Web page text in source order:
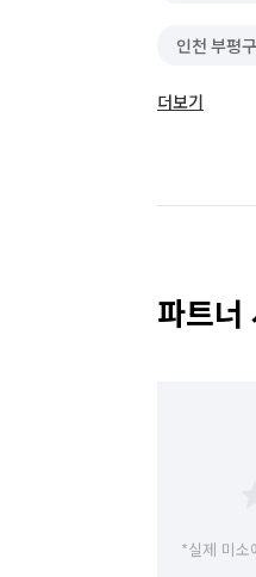
인천 부평구
더보기
파트너
*실제 미소